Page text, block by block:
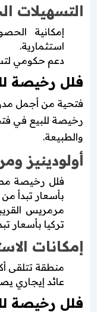
التسهيلات
إمكانية
استثمارية.
دعم حكومي
فلل رخيصة
فتحية من أجمل مدن
رخيصة للبيع في
والطبيعة.
أولودينيز
فلل رخيصة
بأسعار تبدأ من 200,000 دولار.
مرمريس
تركيا بأسعار تبدأ من
إمكانات
منطقة تتلقى
عائد إيجاري يصل إلى 9–12% عبر
فلل رخيصة